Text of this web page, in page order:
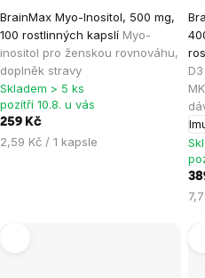
BrainMax Myo-Inositol, 500 mg,
100 rostlinných kapslí Myo-
inositol pro ženskou rovnováhu,
doplněk stravy
hodnocení
produktu
je
5,0
z
hvězdiček.
Skladem > 5 ks
pozítří 10.8. u vás
259 Kč
Měrná
2,59 Kč / 1 kapsle
je
z
5